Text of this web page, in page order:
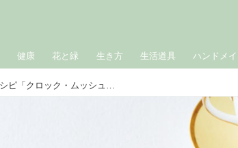
健康 花と緑 生き方 生活道具 ハンドメイ
枝元なほみさんのホットサンドレシピ「クロック・ムッシュ」のつくり方。フライパンで簡単に